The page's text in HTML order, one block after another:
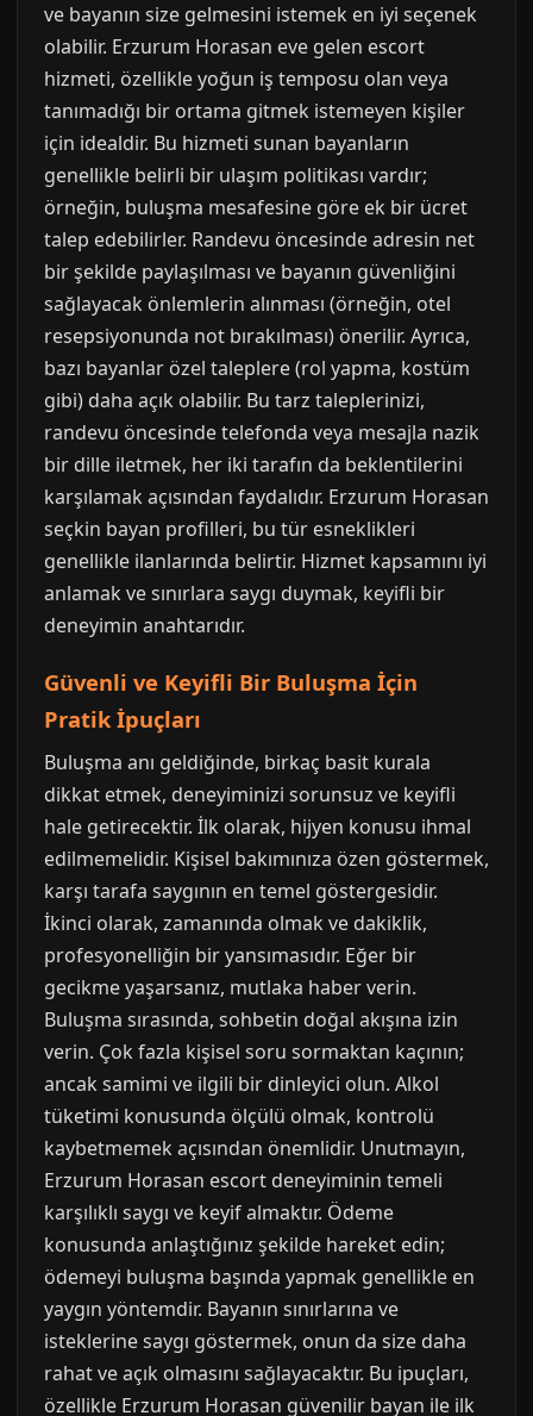
ve bayanın size gelmesini istemek en iyi seçenek
olabilir. Erzurum Horasan eve gelen escort
hizmeti, özellikle yoğun iş temposu olan veya
tanımadığı bir ortama gitmek istemeyen kişiler
için idealdir. Bu hizmeti sunan bayanların
genellikle belirli bir ulaşım politikası vardır;
örneğin, buluşma mesafesine göre ek bir ücret
talep edebilirler. Randevu öncesinde adresin net
bir şekilde paylaşılması ve bayanın güvenliğini
sağlayacak önlemlerin alınması (örneğin, otel
resepsiyonunda not bırakılması) önerilir. Ayrıca,
bazı bayanlar özel taleplere (rol yapma, kostüm
gibi) daha açık olabilir. Bu tarz taleplerinizi,
randevu öncesinde telefonda veya mesajla nazik
bir dille iletmek, her iki tarafın da beklentilerini
karşılamak açısından faydalıdır. Erzurum Horasan
seçkin bayan profilleri, bu tür esneklikleri
genellikle ilanlarında belirtir. Hizmet kapsamını iyi
anlamak ve sınırlara saygı duymak, keyifli bir
deneyimin anahtarıdır.
Güvenli ve Keyifli Bir Buluşma İçin
Pratik İpuçları
Buluşma anı geldiğinde, birkaç basit kurala
dikkat etmek, deneyiminizi sorunsuz ve keyifli
hale getirecektir. İlk olarak, hijyen konusu ihmal
edilmemelidir. Kişisel bakımınıza özen göstermek,
karşı tarafa saygının en temel göstergesidir.
İkinci olarak, zamanında olmak ve dakiklik,
profesyonelliğin bir yansımasıdır. Eğer bir
gecikme yaşarsanız, mutlaka haber verin.
Buluşma sırasında, sohbetin doğal akışına izin
verin. Çok fazla kişisel soru sormaktan kaçının;
ancak samimi ve ilgili bir dinleyici olun. Alkol
tüketimi konusunda ölçülü olmak, kontrolü
kaybetmemek açısından önemlidir. Unutmayın,
Erzurum Horasan escort deneyiminin temeli
karşılıklı saygı ve keyif almaktır. Ödeme
konusunda anlaştığınız şekilde hareket edin;
ödemeyi buluşma başında yapmak genellikle en
yaygın yöntemdir. Bayanın sınırlarına ve
isteklerine saygı göstermek, onun da size daha
rahat ve açık olmasını sağlayacaktır. Bu ipuçları,
özellikle Erzurum Horasan güvenilir bayan ile ilk